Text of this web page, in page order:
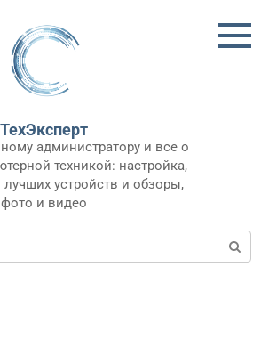
ТехЭксперт
администратору и все о
техникой: настройка,
устройств и обзоры,
фото и видео